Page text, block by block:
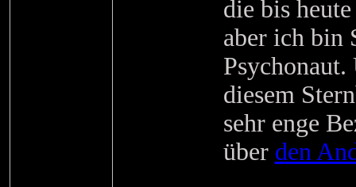
die bis
aber ich bin
diesem
sehr enge
über den